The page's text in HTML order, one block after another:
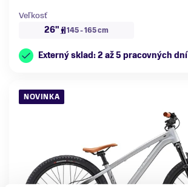
Veľkosť
26"
145 - 165 cm
Externý sklad: 2 až 5 pracovných dní
NOVINKA